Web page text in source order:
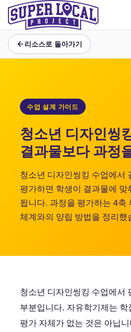
리소스로 돌아가기
수업 설계 가이드
청소년 디자인씽
결과물보다 과정
청소년 디자인씽킹 수업에서
평가하면 학생이 결과물에 맞
됩니다. 과정을 평가하는 4축
체계와의 양립 방법을 정리했
청소년 디자인씽킹 수업에서
부분입니다. 자유학기제는
평가 자체가 없는 것은 아닙